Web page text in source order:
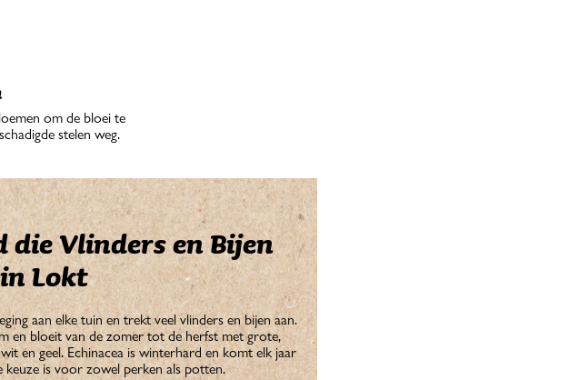
om de bloei te
stelen weg.
die Vlinders en Bijen
Lokt
aan elke tuin en trekt veel vlinders en bijen aan.
en bloeit van de zomer tot de herfst met grote,
en geel. Echinacea is winterhard en komt elk jaar
is voor zowel perken als potten.